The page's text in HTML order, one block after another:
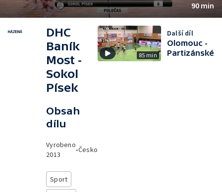
90 min
DHC
Baník
Most -
Sokol
Písek
Obsah
dílu
Vyrobeno
2013
•Česko
Sport
85 min
Další díl
Olomouc -
Partizánské